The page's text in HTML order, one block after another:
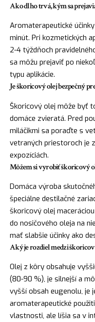
Ako dlho trvá, kým sa
Aromaterapeutické
minút. Pri kozmetických
2-4 týždňoch
sa môžu prejaviť po
typu aplikácie.
Je škoricový olej bezpečný
Škoricový olej môže byť
domáce zvieratá. Pred
miláčikmi sa poraďte s
vetraných priestoroch je
expozíciách.
Môžem si vyrobiť škoricový
Domáca výroba
špeciálne destilačné
škoricový olej
do nosičového oleja na
mať slabšie účinky ako
Aký je rozdiel medzi
Olej z kôry obsahuje
(80-90 %), je silnejší a
vyšší obsah eugenolu, je
aromaterapeutické
vlastnosti, ale líšia sa v